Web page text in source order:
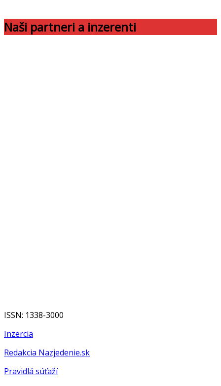
Naši partneri a inzerenti
ISSN: 1338-3000
Inzercia
Redakcia Nazjedenie.sk
Pravidlá súťaží